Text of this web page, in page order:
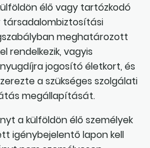
élő vagy tartózkodó
társadalombiztosítási
meghatározott
rendelkezik, vagyis
jogosító életkort, és
a szükséges szolgálati
megállapítását.
a külföldön élő személyek
igénybejelentő lapon kell